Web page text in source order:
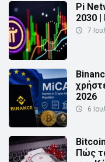
Pi
2030
7
2026
6
Πώς